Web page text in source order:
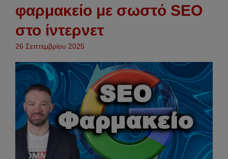
φαρμακείο με σωστό SEO
στο ίντερνετ
26 Σεπτεμβρίου 2025